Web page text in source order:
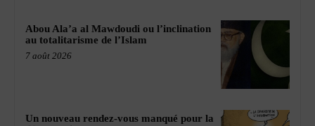
Abou Ala’a al Mawdoudi ou l’inclination
au totalitarisme de l’Islam
7 août 2026
Un nouveau rendez-vous manqué pour la